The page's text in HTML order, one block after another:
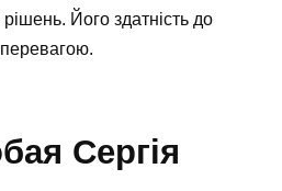
Його здатність до
Сергія